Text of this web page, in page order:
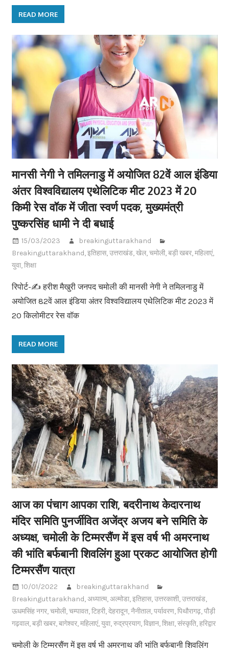
READ MORE
मानसी नेगी ने तमिलनाडु में अयोजित 82वें आल इंडिया
अंतर विश्वविद्यालय एथेलिटिक मीट 2023 में 20
किमी रेस वॉक में जीता स्वर्ण पदक, मुख्यमंत्री
पुष्करसिंह धामी ने दी बधाई
15/03/2023
breakinguttarakhand
Breakinguttarakhand,इतिहास,उत्तराखंड,खेल,चमोली,बड़ी खबर,महिलाएं,
युवा,शिक्षा
रिपोर्ट-✍️ हरीश मैखुरी जनपद चमोली की मानसी नेगी ने तमिलनाडु में
अयोजित 82वें आल इंडिया अंतर विश्वविद्यालय एथेलिटिक मीट 2023 में
20 किलोमीटर रेस वॉक
READ MORE
आज का पंचाग आपका राशि, बदरीनाथ केदारनाथ
मंदिर समिति पुनर्जीवित अजेंद्र अजय बने समिति के
अध्यक्ष, चमोली के टिम्मरसैंण में इस वर्ष भी अमरनाथ
की भांति बर्फबानी शिवलिंग हुआ प्रकट आयोजित होगी
टिम्मरसैंण यात्रा
10/01/2022
breakinguttarakhand
Breakinguttarakhand,अध्यात्म,अल्मोडा,इतिहास,उत्तरकाशी,उत्तराखंड,
ऊधमसिंह नगर,चमोली,चम्पावत,टिहरी,देहरादून,नैनीताल,पर्यावरण,पिथौरागढ़,पौड़ी
गढ़वाल,बड़ी खबर,बागेश्वर,महिलाएं,युवा,रुद्रप्रयाग,विज्ञान,शिक्षा,संस्कृति,हरिद्वार
चमोली के टिम्मरसैंण में इस वर्ष भी अमरनाथ की भांति बर्फबानी शिवलिंग